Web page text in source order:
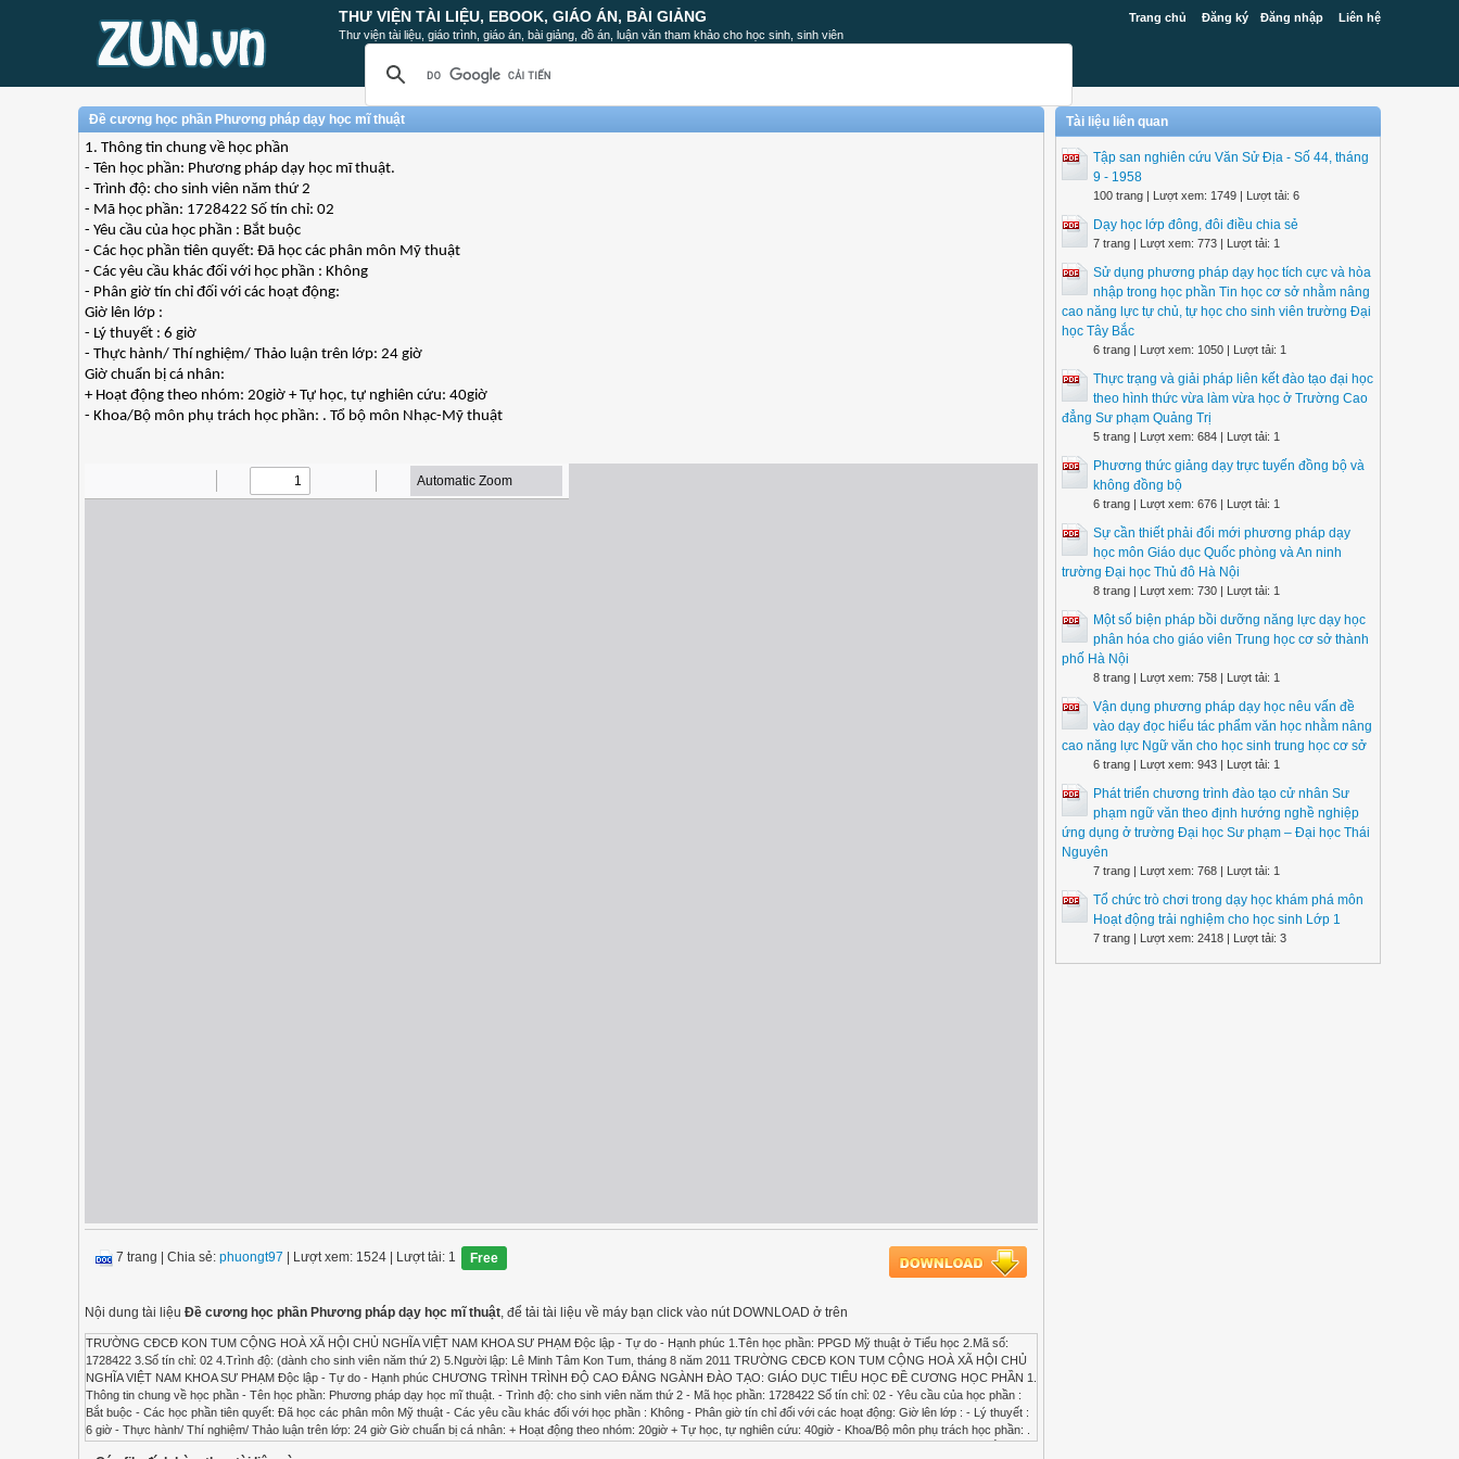
Trang chủ Đăng ký Đăng nhập Liên hệ
THƯ VIỆN TÀI LIỆU, EBOOK, GIÁO ÁN, BÀI GIẢNG
Thư viện tài liệu, giáo trình, giáo án, bài giảng, đồ án, luận văn tham khảo cho học sinh, sinh viên
Đề cương học phần Phương pháp dạy học mĩ thuật
1. Thông tin chung về học phần
- Tên học phần: Phương pháp dạy học mĩ thuật.
- Trình độ: cho sinh viên năm thứ 2
- Mã học phần: 1728422 Số tín chỉ: 02
- Yêu cầu của học phần : Bắt buộc
- Các học phần tiên quyết: Đã học các phân môn Mỹ thuật
- Các yêu cầu khác đối với học phần : Không
- Phân giờ tín chỉ đối với các hoạt động:
Giờ lên lớp :
- Lý thuyết : 6 giờ
- Thực hành/ Thí nghiệm/ Thảo luận trên lớp: 24 giờ
Giờ chuẩn bị cá nhân:
+ Hoạt động theo nhóm: 20giờ + Tự học, tự nghiên cứu: 40giờ
- Khoa/Bộ môn phụ trách học phần: . Tổ bộ môn Nhạc-Mỹ thuật
7 trang Chia sẻ: phuongt97 | Lượt xem: 1524 | Lượt tải: 1 Free
Nội dung tài liệu Đề cương học phần Phương pháp dạy học mĩ thuật, để tải tài liệu về máy bạn click vào nút DOWNLOAD ở trên
TRƯỜNG CĐCĐ KON TUM CỘNG HOÀ XÃ HỘI CHỦ NGHĨA VIỆT NAM KHOA SƯ PHẠM Độc lập - Tự do - Hạnh phúc 1.Tên học phần: PPGD Mỹ thuật ở Tiểu học 2.Mã số:
1728422 3.Số tín chỉ: 02 4.Trình độ: (dành cho sinh viên năm thứ 2) 5.Người lập: Lê Minh Tâm Kon Tum, tháng 8 năm 2011 TRƯỜNG CĐCĐ KON TUM CỘNG HOÀ XÃ HỘI CHỦ
NGHĨA VIỆT NAM KHOA SƯ PHẠM Độc lập - Tự do - Hạnh phúc CHƯƠNG TRÌNH TRÌNH ĐỘ CAO ĐẲNG NGÀNH ĐÀO TẠO: GIÁO DỤC TIỂU HỌC ĐỀ CƯƠNG HỌC PHẦN 1.
Thông tin chung về học phần - Tên học phần: Phương pháp dạy học mĩ thuật. - Trình độ: cho sinh viên năm thứ 2 - Mã học phần: 1728422 Số tín chỉ: 02 - Yêu cầu của học phần :
Bắt buộc - Các học phần tiên quyết: Đã học các phân môn Mỹ thuật - Các yêu cầu khác đối với học phần : Không - Phân giờ tín chỉ đối với các hoạt động: Giờ lên lớp : - Lý thuyết :
6 giờ - Thực hành/ Thí nghiệm/ Thảo luận trên lớp: 24 giờ Giờ chuẩn bị cá nhân: + Hoạt động theo nhóm: 20giờ + Tự học, tự nghiên cứu: 40giờ - Khoa/Bộ môn phụ trách học phần: .
Tài liệu liên quan
Tập san nghiên cứu Văn Sử Địa - Số 44, tháng
9 - 1958
100 trang | Lượt xem: 1749 | Lượt tải: 6
Dạy học lớp đông, đôi điều chia sẻ
7 trang | Lượt xem: 773 | Lượt tải: 1
Sử dụng phương pháp dạy học tích cực và hòa
nhập trong học phần Tin học cơ sở nhằm nâng
cao năng lực tự chủ, tự học cho sinh viên trường Đại
học Tây Bắc
6 trang | Lượt xem: 1050 | Lượt tải: 1
Thực trạng và giải pháp liên kết đào tạo đại học
theo hình thức vừa làm vừa học ở Trường Cao
đẳng Sư phạm Quảng Trị
5 trang | Lượt xem: 684 | Lượt tải: 1
Phương thức giảng dạy trực tuyến đồng bộ và
không đồng bộ
6 trang | Lượt xem: 676 | Lượt tải: 1
Sự cần thiết phải đổi mới phương pháp dạy
học môn Giáo dục Quốc phòng và An ninh
trường Đại học Thủ đô Hà Nội
8 trang | Lượt xem: 730 | Lượt tải: 1
Một số biện pháp bồi dưỡng năng lực dạy học
phân hóa cho giáo viên Trung học cơ sở thành
phố Hà Nội
8 trang | Lượt xem: 758 | Lượt tải: 1
Vận dụng phương pháp dạy học nêu vấn đề
vào dạy đọc hiểu tác phẩm văn học nhằm nâng
cao năng lực Ngữ văn cho học sinh trung học cơ sở
6 trang | Lượt xem: 943 | Lượt tải: 1
Phát triển chương trình đào tạo cử nhân Sư
phạm ngữ văn theo định hướng nghề nghiệp
ứng dụng ở trường Đại học Sư phạm – Đại học Thái
Nguyên
7 trang | Lượt xem: 768 | Lượt tải: 1
Tổ chức trò chơi trong dạy học khám phá môn
Hoạt động trải nghiệm cho học sinh Lớp 1
7 trang | Lượt xem: 2418 | Lượt tải: 3